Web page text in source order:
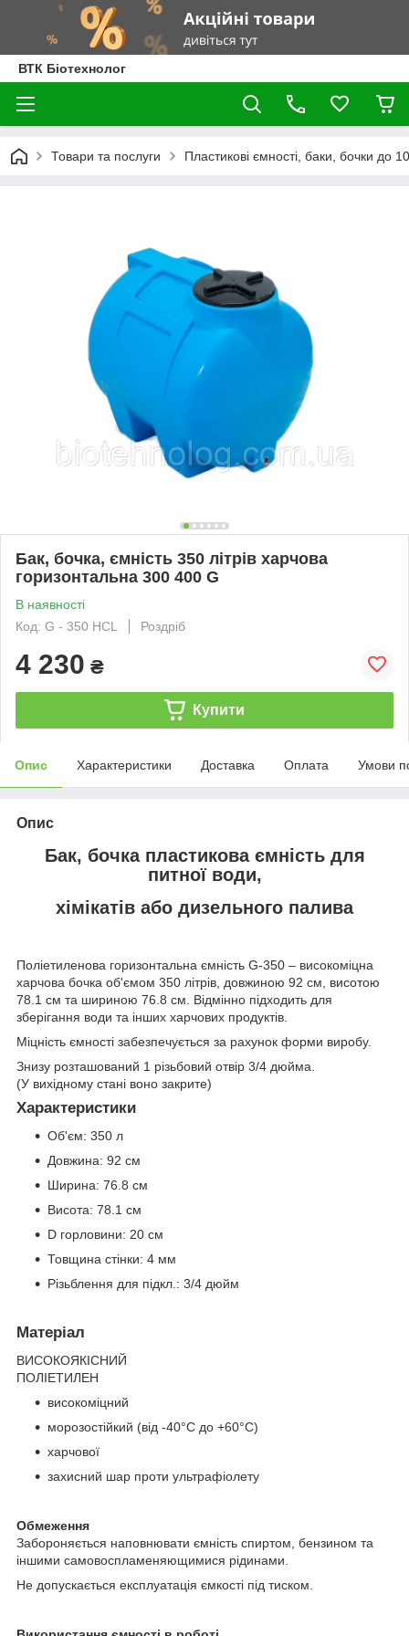
ВТК Біотехнолог
Товари та послуги Пластикові ємності, баки, бочки до
Бак, бочка, ємність 350 літрів харчова
горизонтальна 300 400 G
В наявності
Код: G - 350 HCL
Роздріб
4 230 ₴
Купити
Опис Характеристики Доставка Оплата Умови
Опис
Бак, бочка пластикова ємність для
питної води,
хімікатів або дизельного палива
Поліетиленова горизонтальна ємність G-350 – високоміцна
харчова бочка об'ємом 350 літрів, довжиною 92 см, висотою
78.1 см та шириною 76.8 см. Відмінно підходить для
зберігання води та інших харчових продуктів.
Міцність ємності забезпечується за рахунок форми виробу.
Знизу розташований 1 різьбовий отвір 3/4 дюйма.
(У вихідному стані воно закрите)
Характеристики
Об'єм: 350 л
Довжина: 92 см
Ширина: 76.8 см
Висота: 78.1 см
D горловини: 20 см
Товщина стінки: 4 мм
Різьблення для підкл.: 3/4 дюйм
Матеріал
ВИСОКОЯКІСНИЙ
ПОЛІЕТИЛЕН
високоміцний
морозостійкий (від -40°C до +60°С)
харчової
захисний шар проти ультрафіолету
Обмеження
Забороняється наповнювати ємність спиртом, бензином та
іншими самовоспламеняющимися рідинами.
Не допускається експлуатація ємкості під тиском.